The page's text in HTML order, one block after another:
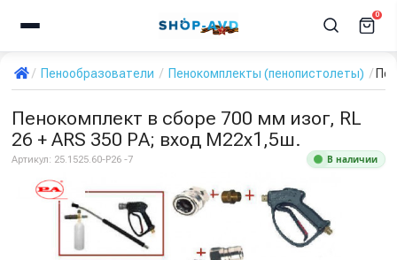
0
Пенообразователи Пенокомплекты (пенопистолеты)
Пенокомплект в сборе 700 мм изог, RL
26 + ARS 350 РА; вход М22х1,5ш.
Артикул: 25.1525.60-P26 -7 В наличии